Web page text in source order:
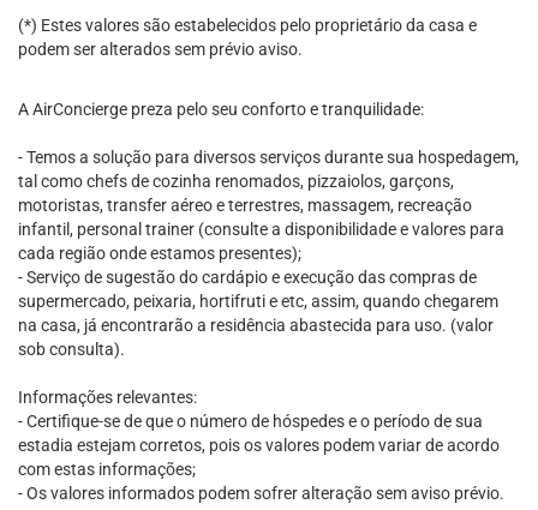
(*) Estes valores são estabelecidos pelo proprietário da casa e
podem ser alterados sem prévio aviso.
A AirConcierge preza pelo seu conforto e tranquilidade:
- Temos a solução para diversos serviços durante sua hospedagem,
tal como chefs de cozinha renomados, pizzaiolos, garçons,
motoristas, transfer aéreo e terrestres, massagem, recreação
infantil, personal trainer (consulte a disponibilidade e valores para
cada região onde estamos presentes);
- Serviço de sugestão do cardápio e execução das compras de
supermercado, peixaria, hortifruti e etc, assim, quando chegarem
na casa, já encontrarão a residência abastecida para uso. (valor
sob consulta).
Informações relevantes:
- Certifique-se de que o número de hóspedes e o período de sua
estadia estejam corretos, pois os valores podem variar de acordo
com estas informações;
- Os valores informados podem sofrer alteração sem aviso prévio.